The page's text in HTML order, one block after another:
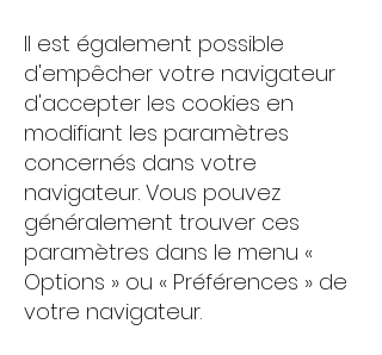
Il est également possible
d'empêcher votre navigateur
d'accepter les cookies en
modifiant les paramètres
concernés dans votre
navigateur. Vous pouvez
généralement trouver ces
paramètres dans le menu «
Options » ou « Préférences » de
votre navigateur.